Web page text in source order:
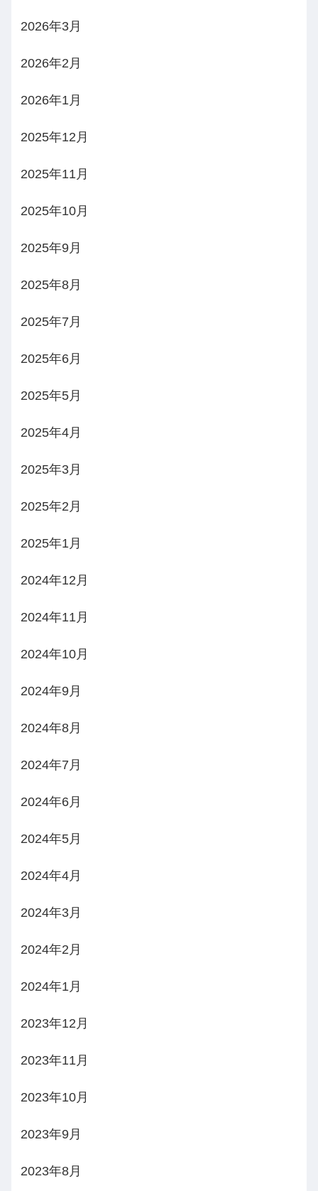
2026年3月
2026年2月
2026年1月
2025年12月
2025年11月
2025年10月
2025年9月
2025年8月
2025年7月
2025年6月
2025年5月
2025年4月
2025年3月
2025年2月
2025年1月
2024年12月
2024年11月
2024年10月
2024年9月
2024年8月
2024年7月
2024年6月
2024年5月
2024年4月
2024年3月
2024年2月
2024年1月
2023年12月
2023年11月
2023年10月
2023年9月
2023年8月